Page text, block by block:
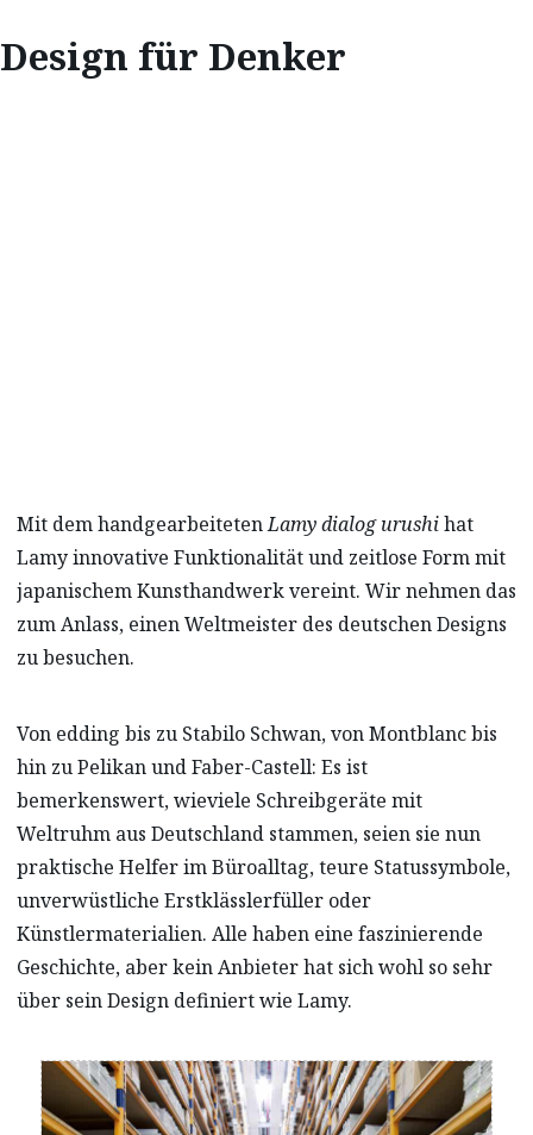
Design für Denker
Mit dem handgearbeitetenLamy dialog urushihat
Lamy innovative Funktionalität und zeitlose Form mit
japanischem Kunsthandwerk vereint. Wir nehmen das
zum Anlass, einen Weltmeister des deutschen Designs
zu besuchen.
Von edding bis zu Stabilo Schwan, von Montblanc bis
hin zu Pelikan und Faber-Castell: Es ist
bemerkenswert, wieviele Schreibgeräte mit
Weltruhm aus Deutschland stammen, seien sie nun
praktische Helfer im Büroalltag, teure Statussymbole,
unverwüstliche Erstklässlerfüller oder
Künstlermaterialien. Alle haben eine faszinierende
Geschichte, aber kein Anbieter hat sich wohl so sehr
über sein Design definiert wie Lamy.